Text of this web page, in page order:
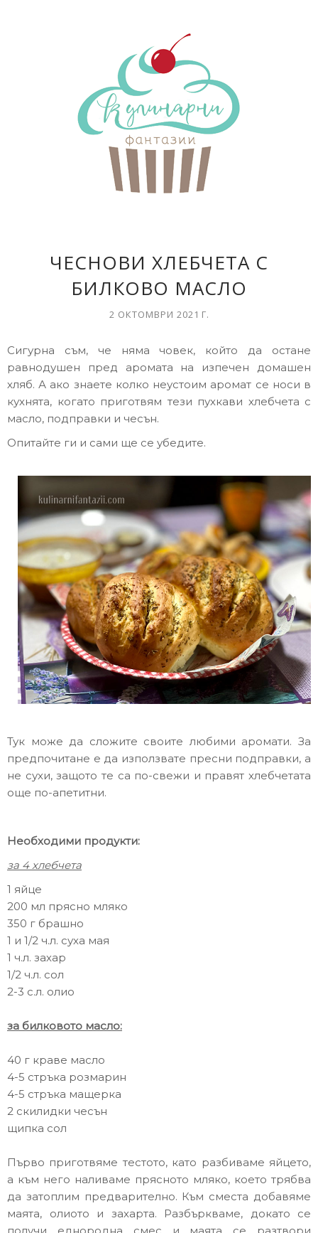
ЧЕСНОВИ ХЛЕБЧЕТА С
БИЛКОВО МАСЛО
2 ОКТОМВРИ 2021 Г.
Сигурна съм, че няма човек, който да остане
равнодушен пред аромата на изпечен домашен
хляб. А ако знаете колко неустоим аромат се носи в
кухнята, когато приготвям тези пухкави хлебчета с
масло, подправки и чесън.
Опитайте ги и сами ще се убедите.
Тук може да сложите своите любими аромати. За
предпочитане е да използвате пресни подправки, а
не сухи, защото те са по-свежи и правят хлебчетата
още по-апетитни.
Необходими продукти:
за 4 хлебчета
1 яйце
200 мл прясно мляко
350 г брашно
1 и 1/2 ч.л. суха мая
1 ч.л. захар
1/2 ч.л. сол
2-3 с.л. олио
за билковото масло:
40 г краве масло
4-5 стръка розмарин
4-5 стръка мащерка
2 скилидки чесън
щипка сол
Първо приготвяме тестото, като разбиваме яйцето,
а към него наливаме прясното мляко, което трябва
да затоплим предварително. Към сместа добавяме
маята, олиото и захарта. Разбъркваме, докато се